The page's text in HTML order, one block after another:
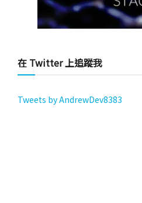
在 Twitter 上追蹤我
Tweets by AndrewDev8383